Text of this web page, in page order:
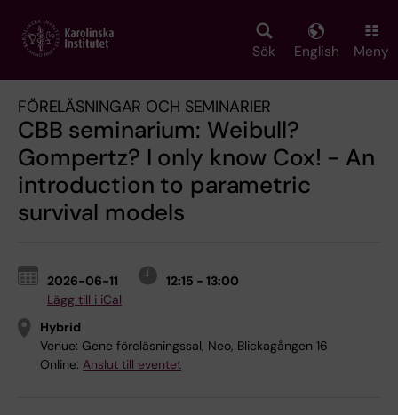
main
Sök English Meny
FÖRELÄSNINGAR OCH SEMINARIER
CBB seminarium: Weibull?
Gompertz? I only know Cox! - An
introduction to parametric
survival models
2026-06-11
12:15 - 13:00
Lägg till i iCal
Hybrid
Venue: Gene föreläsningssal, Neo, Blickagången 16
Online: Anslut till eventet